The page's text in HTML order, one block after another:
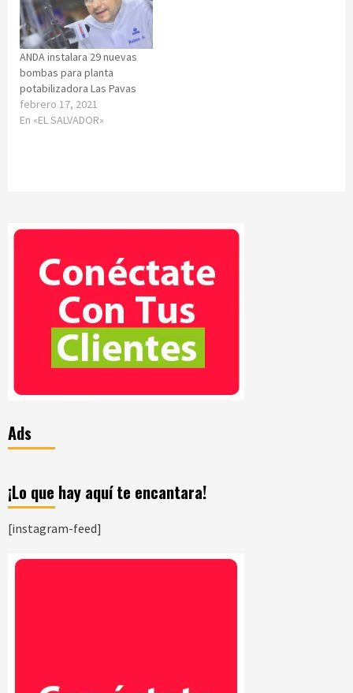
ANDA instalara 29 nuevas
bombas para planta
potabilizadora Las Pavas
febrero 17, 2021
En «EL SALVADOR»
Ads
¡Lo que hay aquí te encantara!
[instagram-feed]